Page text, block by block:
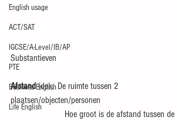
English usage
ACT/SAT
IGCSE/A-Level/IB/AP
PTE
Business English
Life English
Substantieven
Afstand (de):  De ruimte tussen 2
plaatsen/objecten/personen
                       Hoe groot is de afstand tussen de